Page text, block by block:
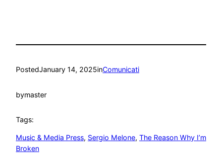
PostedJanuary 14, 2025inComunicati
bymaster
Tags:
Music & Media Press, Sergio Melone, The Reason Why I’m
Broken